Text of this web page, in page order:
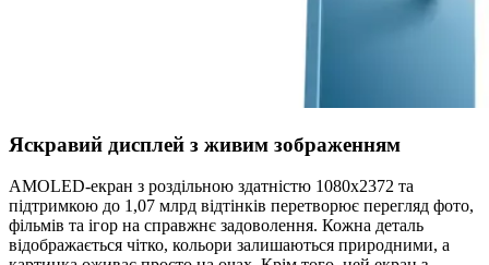
Яскравий дисплей з живим зображенням
AMOLED-екран з роздільною здатністю 1080х2372 та
підтримкою до 1,07 млрд відтінків перетворює перегляд фото,
фільмів та ігор на справжнє задоволення. Кожна деталь
відображається чітко, кольори залишаються природними, а